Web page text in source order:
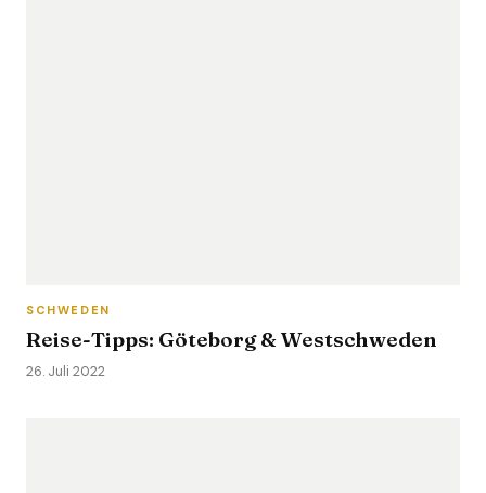
SCHWEDEN
Reise-Tipps: Göteborg & Westschweden
26. Juli 2022